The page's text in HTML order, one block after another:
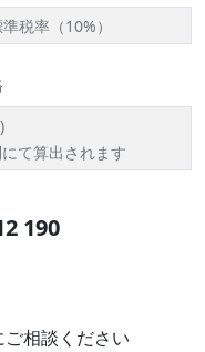
税率（10%）
て算出されます
190
相談ください